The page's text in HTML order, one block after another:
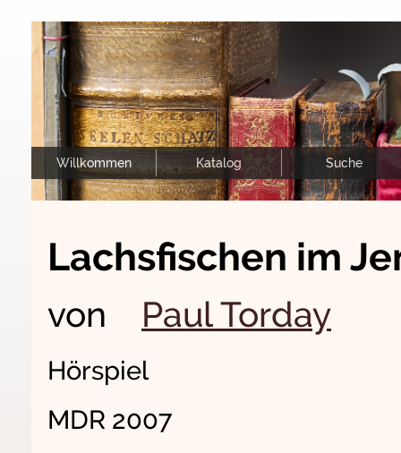
Willkommen Katalog Suche
Lachsfischen im
von Paul Torday
Hörspiel
MDR 2007